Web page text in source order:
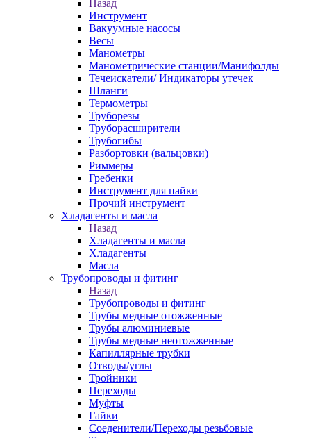
Назад
Инструмент
Вакуумные насосы
Весы
Манометры
Манометрические станции/Манифолды
Течеискатели/ Индикаторы утечек
Шланги
Термометры
Труборезы
Труборасширители
Трубогибы
Разбортовки (вальцовки)
Риммеры
Гребенки
Инструмент для пайки
Прочий инструмент
Хладагенты и масла
Назад
Хладагенты и масла
Хладагенты
Масла
Трубопроводы и фитинг
Назад
Трубопроводы и фитинг
Трубы медные отожженные
Трубы алюминиевые
Трубы медные неотожженные
Капиллярные трубки
Отводы/углы
Тройники
Переходы
Муфты
Гайки
Соеденители/Переходы резьбовые